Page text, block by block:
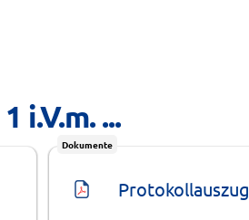
i.V.m. ...
Dokumente
Protokollauszug